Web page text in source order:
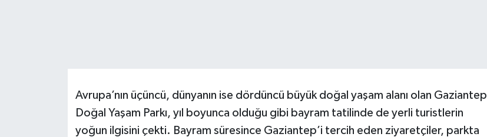
Avrupa’nın üçüncü, dünyanın ise dördüncü büyük doğal yaşam alanı olan Gaziantep
Doğal Yaşam Parkı, yıl boyunca olduğu gibi bayram tatilinde de yerli turistlerin
yoğun ilgisini çekti. Bayram süresince Gaziantep’i tercih eden ziyaretçiler, parkta